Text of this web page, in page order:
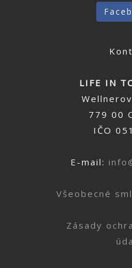
LIFE IN
779 00
IČO
E-mail:
Všeobecné
Zásady